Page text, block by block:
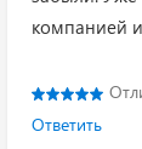
компанией
Ответить